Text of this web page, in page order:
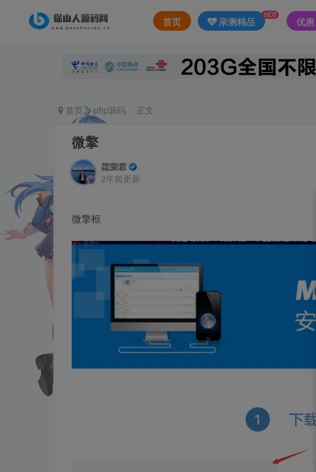
首页 亲测精品
HOT
优惠
首页 php源码 正文
微擎
昆荣君
2年前更新
微擎框